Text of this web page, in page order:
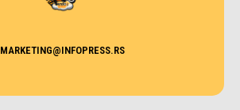
MARKETING@INFOPRESS.RS